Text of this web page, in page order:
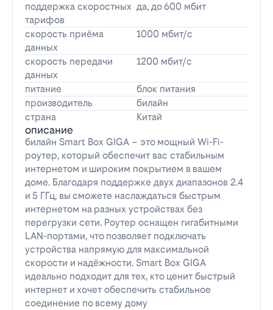
поддержка скоростных
тарифов
да, до 600 мбит
скорость приёма
данных
1000 мбит/с
скорость передачи
данных
1200 мбит/с
питание
блок питания
производитель
билайн
страна
Китай
описание
билайн Smart Box GIGA – это мощный Wi-Fi-
роутер, который обеспечит вас стабильным
интернетом и широким покрытием в вашем
доме. Благодаря поддержке двух диапазонов 2.4
и 5 ГГц, вы сможете наслаждаться быстрым
интернетом на разных устройствах без
перегрузки сети. Роутер оснащен гигабитными
LAN-портами, что позволяет подключать
устройства напрямую для максимальной
скорости и надёжности. Smart Box GIGA
идеально подходит для тех, кто ценит быстрый
интернет и хочет обеспечить стабильное
соединение по всему дому